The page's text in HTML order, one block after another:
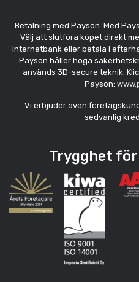
Betalning med Payson. Med
Välj att slutföra köpet direkt
internetbank eller betala i
Payson håller höga
används 3D-secure teknik.
Payson:
Vi erbjuder även
sedvanlig
Trygghet